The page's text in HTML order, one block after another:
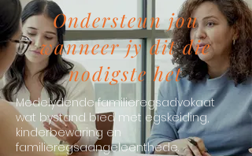
Ondersteun jou
wanneer jy dit die
nodigste het
Medelydende familieregsadvokaat
wat bystand bied met egskeiding,
kinderbewaring en
familieregsaangeleenthede.